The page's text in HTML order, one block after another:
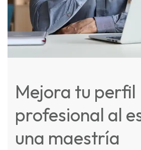
Mejora tu perfil
profesional al
una maestría